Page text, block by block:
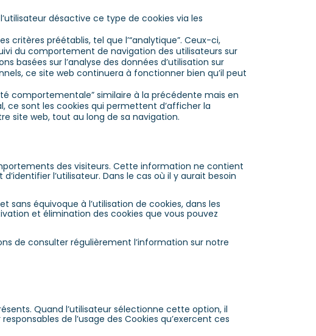
désactive ce type de cookies via les
critères préétablis, tel que l’“analytique”. Ceux-ci,
du comportement de navigation des utilisateurs sur
basées sur l’analyse des données d’utilisation sur
ce site web continuera à fonctionner bien qu’il peut
comportementale” similaire à la précédente mais en
ce sont les cookies qui permettent d’afficher la
site web, tout au long de sa navigation.
des visiteurs. Cette information ne contient
l’utilisateur. Dans le cas où il y aurait besoin
équivoque à l’utilisation de cookies, dans les
et élimination des cookies que vous pouvez
de consulter régulièrement l’information sur notre
Quand l’utilisateur sélectionne cette option, il
de l’usage des Cookies qu’exercent ces